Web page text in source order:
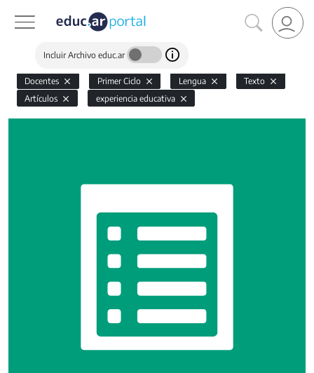
Incluir Archivo educ.ar
Docentes Primer Ciclo Lengua
Texto
Artículos
experiencia educativa